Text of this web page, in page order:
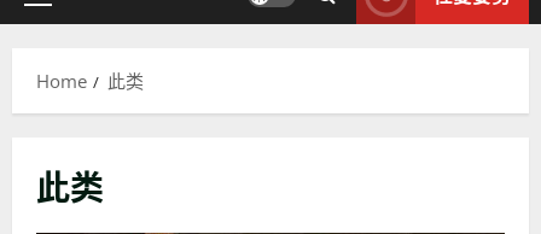
Primary
Home 此类
此类